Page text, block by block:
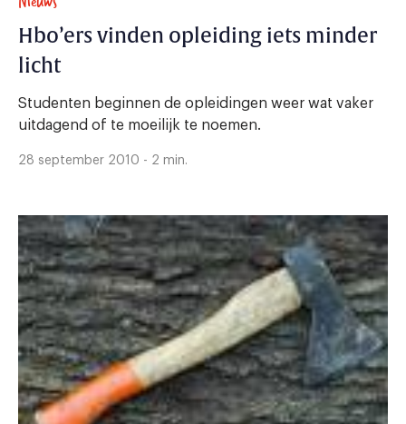
Hbo’ers vinden opleiding iets minder
licht
Studenten beginnen de opleidingen weer wat vaker
uitdagend of te moeilijk te noemen.
28 september 2010 - 2 min.